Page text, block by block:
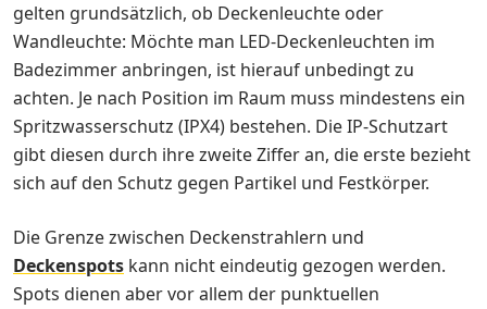
gelten grundsätzlich, ob Deckenleuchte oder
Wandleuchte: Möchte man LED-Deckenleuchten im
Badezimmer anbringen, ist hierauf unbedingt zu
achten. Je nach Position im Raum muss mindestens ein
Spritzwasserschutz (IPX4) bestehen. Die IP-Schutzart
gibt diesen durch ihre zweite Ziffer an, die erste bezieht
sich auf den Schutz gegen Partikel und Festkörper.
Die Grenze zwischen Deckenstrahlern und
Deckenspots kann nicht eindeutig gezogen werden.
Spots dienen aber vor allem der punktuellen